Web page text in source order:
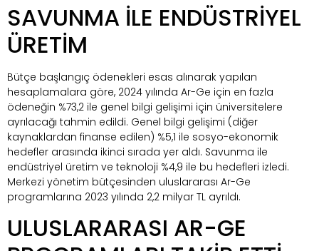
SAVUNMA İLE ENDÜSTRİYEL
ÜRETİM
Bütçe başlangıç ödenekleri esas alınarak yapılan
hesaplamalara göre, 2024 yılında Ar-Ge için en fazla
ödeneğin %73,2 ile genel bilgi gelişimi için üniversitelere
ayrılacağı tahmin edildi. Genel bilgi gelişimi (diğer
kaynaklardan finanse edilen) %5,1 ile sosyo-ekonomik
hedefler arasında ikinci sırada yer aldı. Savunma ile
endüstriyel üretim ve teknoloji %4,9 ile bu hedefleri izledi.
Merkezi yönetim bütçesinden uluslararası Ar-Ge
programlarına 2023 yılında 2,2 milyar TL ayrıldı.
ULUSLARARASI AR-GE